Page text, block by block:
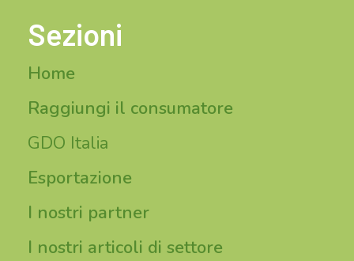
Sezioni
Home
Raggiungi il consumatore
GDO Italia
Esportazione
I nostri partner
I nostri articoli di settore